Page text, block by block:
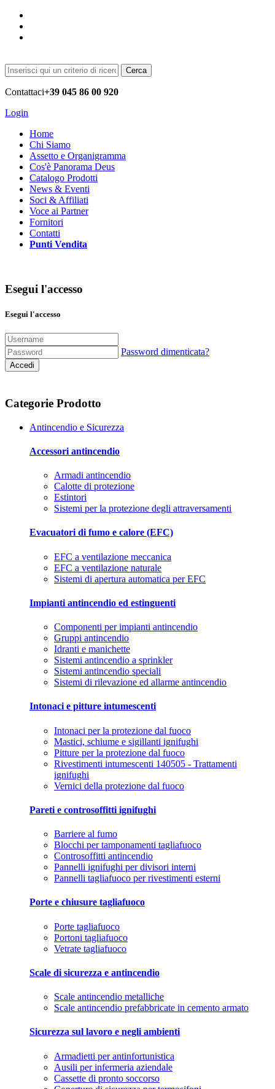
Cerca
Contattaci+39 045 86 00 920
Login
Home
Chi Siamo
Assetto e Organigramma
Cos'è Panorama Deus
Catalogo Prodotti
News & Eventi
Soci & Affiliati
Voce ai Partner
Fornitori
Contatti
Punti Vendita
Esegui l'accesso
Esegui l'accesso
Password dimenticata?
Accedi
Categorie Prodotto
Antincendio e Sicurezza
Accessori antincendio
Armadi antincendio
Calotte di protezione
Estintori
Sistemi per la protezione degli attraversamenti
Evacuatori di fumo e calore (EFC)
EFC a ventilazione meccanica
EFC a ventilazione naturale
Sistemi di apertura automatica per EFC
Impianti antincendio ed estinguenti
Componenti per impianti antincendio
Gruppi antincendio
Idranti e manichette
Sistemi antincendio a sprinkler
Sistemi antincendio speciali
Sistemi di rilevazione ed allarme antincendio
Intonaci e pitture intumescenti
Intonaci per la protezione dal fuoco
Mastici, schiume e sigillanti ignifughi
Pitture per la protezione dal fuoco
Rivestimenti intumescenti 140505 - Trattamenti
ignifughi
Vernici della protezione dal fuoco
Pareti e controsoffitti ignifughi
Barriere al fumo
Blocchi per tamponamenti tagliafuoco
Controsoffitti antincendio
Pannelli ignifughi per divisori interni
Pannelli tagliafuoco per rivestimenti esterni
Porte e chiusure tagliafuoco
Porte tagliafuoco
Portoni tagliafuoco
Vetrate tagliafuoco
Scale di sicurezza e antincendio
Scale antincendio metalliche
Scale antincendio prefabbricate in cemento armato
Sicurezza sul lavoro e negli ambienti
Armadietti per antinfortunistica
Ausili per infermeria aziendale
Cassette di pronto soccorso